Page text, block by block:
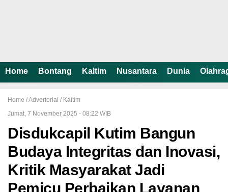
Home Bontang Kaltim Nusantara Dunia
Home /Advertorial / Kaltim
Jumat, 7 November 2025 - 08:22 WIB
Disdukcapil Kutim Bangun
Budaya Integritas dan Inovasi,
Kritik Masyarakat Jadi
Pemicu Perbaikan Layanan